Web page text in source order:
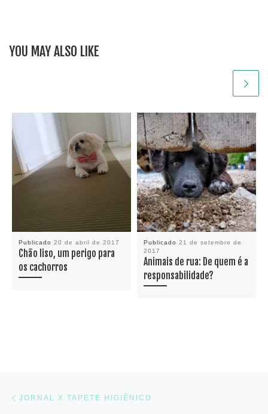
YOU MAY ALSO LIKE
Publicado20 de abril de 2017
Chão liso, um perigo para
os cachorros
Publicado21 de setembro de
2017
Animais de rua: De quem é a
responsabilidade?
JORNAL X TAPETE HIGIÊNICO